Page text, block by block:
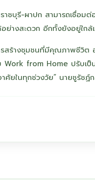
ชบุรี-ผาปก สามารถเชื่อม
ย่างสะดวก อีกทั้งยังอยู่ใก
สร้างชุมชนที่มีคุณภาพชีวิต
from Home ปรับเป็
ยในทุกช่วงวัย” นายชูรัชฏ์